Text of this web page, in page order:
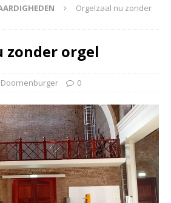
Orgelzaal nu zonder
zonder orgel
0